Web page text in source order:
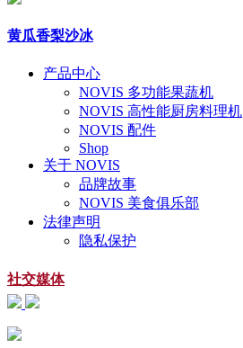
黄瓜香梨沙冰
产品中心
NOVIS 多功能果蔬机
NOVIS 高性能厨房料理机
NOVIS 配件
Shop
关于 NOVIS
品牌故事
NOVIS 美食俱乐部
法律声明
隐私保护
社交媒体